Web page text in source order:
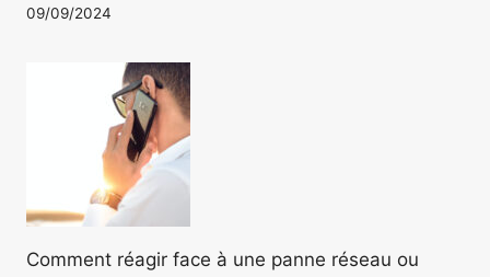
09/09/2024
Comment réagir face à une panne réseau ou